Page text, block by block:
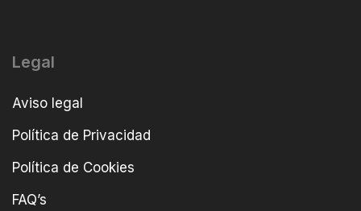
Legal
Aviso legal
Política de Privacidad
Política de Cookies
FAQ’s